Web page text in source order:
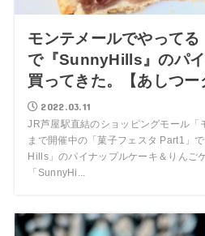
モンテメールでやってる
で『SunnyHills』のパ
買ってきた。【あしつー
2022.03.11
JR芦屋駅直結のショッピングモール「
まで開催中の「菓子フェスタ Part1」
Hills」のパイナップルケーキ＆りんご
「SunnyHi...